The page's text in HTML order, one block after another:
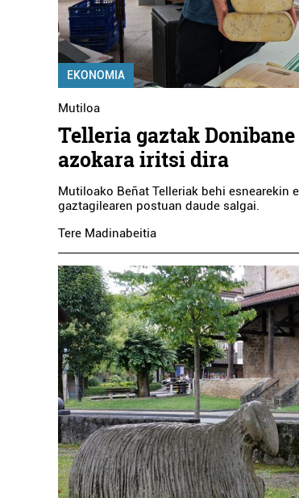
EKONOMIA
Mutiloa
Telleria gaztak
azokara iritsi dira
Mutiloako Beñat Telleriak behi esnearekin
gaztagilearen postuan daude salgai.
Tere Madinabeitia